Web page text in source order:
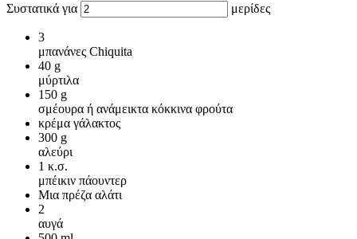
Συστατικά για μερίδες
3
μπανάνες Chiquita
40 g
μύρτιλα
150 g
σμέουρα ή ανάμεικτα κόκκινα φρούτα
κρέμα γάλακτος
300 g
αλεύρι
1 κ.σ.
μπέικιν πάουντερ
Μια πρέζα αλάτι
2
αυγά